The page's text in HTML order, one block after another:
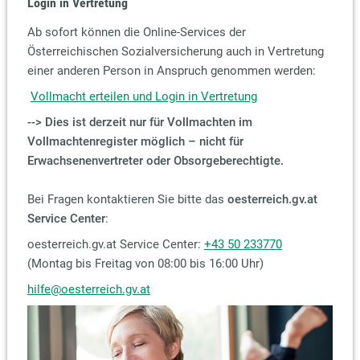
Login in Vertretung
Ab sofort können die Online-Services der
Österreichischen Sozialversicherung auch in Vertretung
einer anderen Person in Anspruch genommen werden:
Vollmacht erteilen und Login in Vertretung
--> Dies ist derzeit nur für Vollmachten im
Vollmachtenregister möglich – nicht für
Erwachsenenvertreter oder Obsorgeberechtigte.
Bei Fragen kontaktieren Sie bitte das oesterreich.gv.at
Service Center:
oesterreich.gv.at Service Center: +43 50 233770
(Montag bis Freitag von 08:00 bis 16:00 Uhr)
hilfe@oesterreich.gv.at